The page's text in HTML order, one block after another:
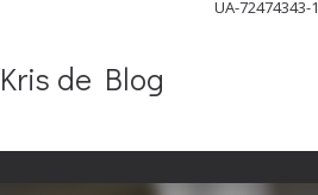
UA-72474343-1
Kris de Blog